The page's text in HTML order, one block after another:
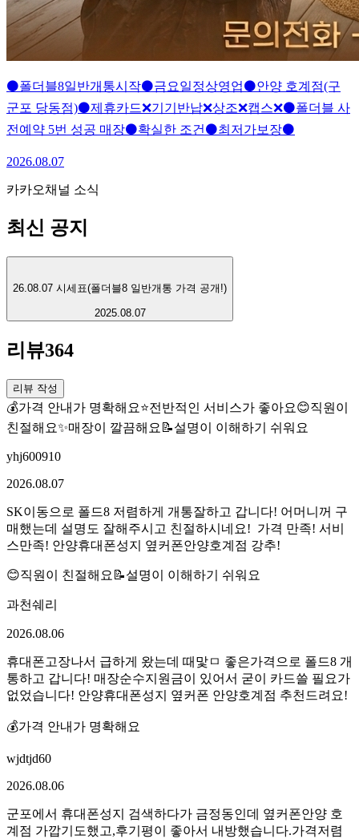
⚫폴더블8일반개통시작⚫금요일정상영업⚫안양 호계점(구
군포 당동점)⚫제휴카드❌기기반납❌상조❌캡스❌⚫폴더블 사
전예약 5번 성공 매장⚫확실한 조건⚫최저가보장⚫
2026.08.07
카카오채널 소식
최신 공지
26.08.07 시세표(폴더블8 일반개통 가격 공개!)
2025.08.07
리뷰364
리뷰 작성
💰가격 안내가 명확해요⭐전반적인 서비스가 좋아요😊직원이
친절해요✨매장이 깔끔해요 📝설명이 이해하기 쉬워요
yhj600910
2026.08.07
SK이동으로 폴드8 저렴하게 개통잘하고 갑니다! 어머니꺼 구
매했는데 설명도 잘해주시고 친절하시네요! ​ 가격 만족! 서비
스만족! 안양휴대폰성지 옆커폰안양호계점 강추!
😊직원이 친절해요 📝설명이 이해하기 쉬워요
과천쉐리
2026.08.06
휴대폰고장나서 급하게 왔는데 때맟ㅁ 좋은가격으로 폴드8 개
통하고 갑니다! 매장순수지원금이 있어서 굳이 카드쓸 필요가
없었습니다! 안양휴대폰성지 옆커폰 안양호계점 추천드려요!
💰가격 안내가 명확해요
wjdtjd60
2026.08.06
군포에서 휴대폰성지 검색하다가 금정동인데 옆커폰안양 호
계점 가깝기도했고,후기평이 좋아서 내방했습니다.가격저렴